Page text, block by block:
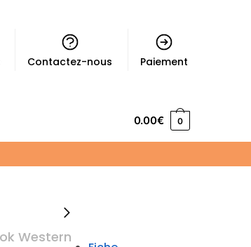
Contactez-nous Paiement
0.00€ 0